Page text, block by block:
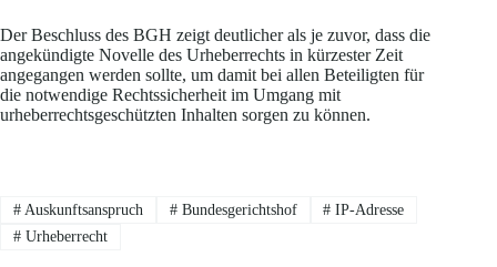
Der Beschluss des BGH zeigt deutlicher als je zuvor, dass die
angekündigte Novelle des Urheberrechts in kürzester Zeit
angegangen werden sollte, um damit bei allen Beteiligten für
die notwendige Rechtssicherheit im Umgang mit
urheberrechtsgeschützten Inhalten sorgen zu können.
#Auskunftsanspruch #Bundesgerichtshof # IP-Adresse
#Urheberrecht